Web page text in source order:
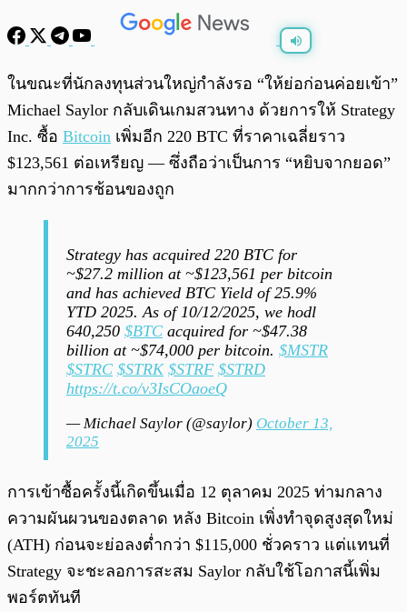
พร้อมเล่น 0:00 /
ในขณะที่นักลงทุนส่วนใหญ่กำลังรอ “ให้ย่อก่อนค่อยเข้า”
Michael Saylor กลับเดินเกมสวนทาง ด้วยการให้ Strategy
Inc. ซื้อ Bitcoin เพิ่มอีก 220 BTC ที่ราคาเฉลี่ยราว
$123,561 ต่อเหรียญ — ซึ่งถือว่าเป็นการ “หยิบจากยอด”
มากกว่าการช้อนของถูก
Strategy has acquired 220 BTC for
~$27.2 million at ~$123,561 per bitcoin
and has achieved BTC Yield of 25.9%
YTD 2025. As of 10/12/2025, we hodl
640,250 $BTC acquired for ~$47.38
billion at ~$74,000 per bitcoin. $MSTR
$STRC $STRK $STRF $STRD
https://t.co/v3IsCOaoeQ
— Michael Saylor (@saylor) October 13,
2025
การเข้าซื้อครั้งนี้เกิดขึ้นเมื่อ 12 ตุลาคม 2025 ท่ามกลาง
ความผันผวนของตลาด หลัง Bitcoin เพิ่งทำจุดสูงสุดใหม่
(ATH) ก่อนจะย่อลงต่ำกว่า $115,000 ชั่วคราว แต่แทนที่
Strategy จะชะลอการสะสม Saylor กลับใช้โอกาสนี้เพิ่ม
พอร์ตทันที